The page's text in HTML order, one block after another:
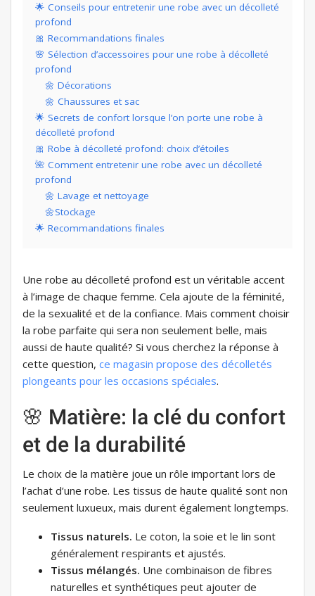
🌟 Conseils pour entretenir une robe avec un décolleté
profond
🎀 Recommandations finales
🌸 Sélection d’accessoires pour une robe à décolleté
profond
🌼 Décorations
🌼 Chaussures et sac
🌟 Secrets de confort lorsque l’on porte une robe à
décolleté profond
🎀 Robe à décolleté profond: choix d’étoiles
🌺 Comment entretenir une robe avec un décolleté
profond
🌼 Lavage et nettoyage
🌼Stockage
🌟 Recommandations finales
Une robe au décolleté profond est un véritable accent
à l’image de chaque femme. Cela ajoute de la féminité,
de la sexualité et de la confiance. Mais comment choisir
la robe parfaite qui sera non seulement belle, mais
aussi de haute qualité? Si vous cherchez la réponse à
cette question, ce magasin propose des décolletés
plongeants pour les occasions spéciales.
🌸 Matière: la clé du confort
et de la durabilité
Le choix de la matière joue un rôle important lors de
l’achat d’une robe. Les tissus de haute qualité sont non
seulement luxueux, mais durent également longtemps.
Tissus naturels. Le coton, la soie et le lin sont
généralement respirants et ajustés.
Tissus mélangés. Une combinaison de fibres
naturelles et synthétiques peut ajouter de